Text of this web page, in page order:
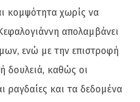
κομψότητα χωρίς να
απολαμβάνει
ενώ με την επιστροφή
δουλειά, καθώς οι
ραγδαίες και τα δεδομένα